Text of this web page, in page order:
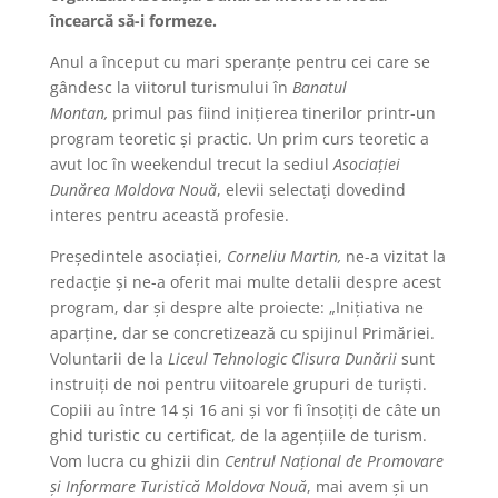
încearcă să-i formeze.
Anul a început cu mari speranţe pentru cei care se
gândesc la viitorul turismului în Banatul
Montan, primul pas fiind iniţierea tinerilor printr-un
program teoretic şi practic. Un prim curs teoretic a
avut loc în weekendul trecut la sediulAsociaţiei
Dunărea Moldova Nouă, elevii selectaţi dovedind
interes pentru această profesie.
Preşedintele asociaţiei, Corneliu Martin, ne-a vizitat la
redacţie şi ne-a oferit mai multe detalii despre acest
program, dar şi despre alte proiecte: „Iniţiativa ne
aparţine, dar se concretizează cu spijinul Primăriei.
Voluntarii de la Liceul Tehnologic Clisura Dunăriisunt
instruiţi de noi pentru viitoarele grupuri de turişti.
Copiii au între 14 şi 16 ani şi vor fi însoţiţi de câte un
ghid turistic cu certificat, de la agenţiile de turism.
Vom lucra cu ghizii din Centrul Naţional de Promovare
şi Informare Turistică Moldova Nouă, mai avem şi un